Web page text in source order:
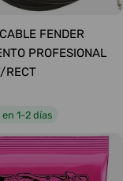
FENDER
PROFESIONAL
RECT
1-2 días